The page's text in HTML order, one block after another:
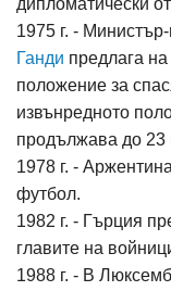
дипломатически
1975 г. -
Ганди предлага
положение за
извънредното
продължава до 23
1978 г. -
футбол.
1982 г. - Гърция
главите на
1988 г. - В